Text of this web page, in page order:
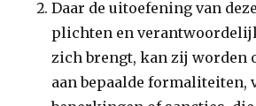
Daar de uitoefening van
plichten en
zich brengt, kan zij worden
aan bepaalde formaliteiten,